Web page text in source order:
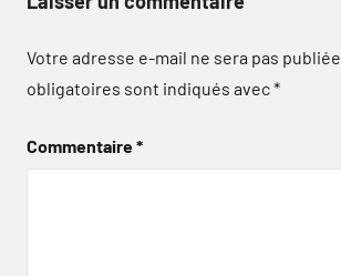
Votre adresse e-mail ne sera pas publiée.
obligatoires sont indiqués avec*
Commentaire*